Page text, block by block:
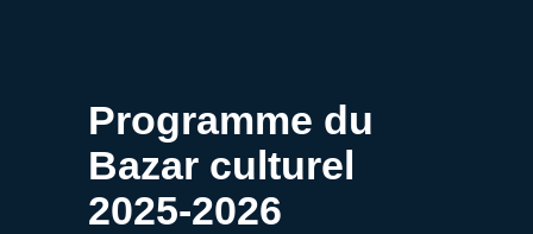
Programme du
Bazar culturel
2025-2026